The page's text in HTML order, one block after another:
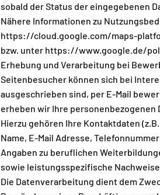
sobald der Status der eingegebenen
Nähere Informationen zu
https://cloud.google.com/maps-
bzw. unter https://www.google.de/
Erhebung und Verarbeitung bei
Seitenbesucher können sich bei
ausgeschrieben sind, per E-Mail
erheben wir Ihre personenbezogenen
Hierzu gehören Ihre Kontaktdaten (z.B.
Name, E-Mail Adresse,
Angaben zu beruflichen
sowie leistungsspezifische
Die Datenverarbeitung dient dem